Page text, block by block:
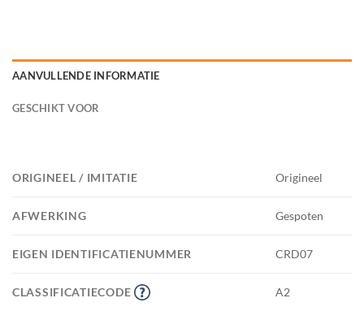
AANVULLENDE INFORMATIE
GESCHIKT VOOR
ORIGINEEL / IMITATIE Origineel
AFWERKING Gespoten
EIGEN IDENTIFICATIENUMMER CRD07
CLASSIFICATIECODE A2